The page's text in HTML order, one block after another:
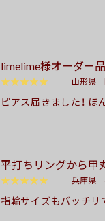
limelime様オーダー
★★★★★ 山形県
ピアス届きました！
た！私もダイヤが好きで
みんなが持っていな
が欲しいなーと夢が膨
平打ちリングから
★★★★★ 兵庫県
指輪サイズもバッチリ